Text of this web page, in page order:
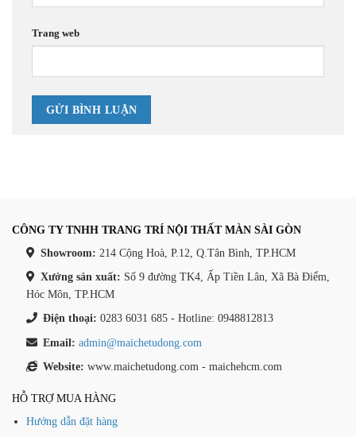
Trang web
CÔNG TY TNHH TRANG TRÍ NỘI THẤT MÀN SÀI GÒN
Showroom: 214 Cộng Hoà, P.12, Q.Tân Bình, TP.HCM
Xưởng sản xuất: Số 9 đường TK4, Ấp Tiền Lân, Xã Bà Điểm,
Hóc Môn, TP.HCM
Điện thoại: 0283 6031 685 - Hotline: 0948812813
Email: admin@maichetudong.com
Website: www.maichetudong.com - maichehcm.com
HỖ TRỢ MUA HÀNG
Hướng dẫn đặt hàng